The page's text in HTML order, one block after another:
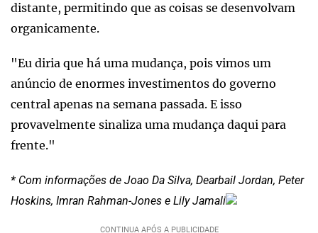
distante, permitindo que as coisas se desenvolvam
organicamente.
"Eu diria que há uma mudança, pois vimos um
anúncio de enormes investimentos do governo
central apenas na semana passada. E isso
provavelmente sinaliza uma mudança daqui para
frente."
* Com informações de Joao Da Silva, Dearbail Jordan, Peter
Hoskins, Imran Rahman-Jones e Lily Jamali